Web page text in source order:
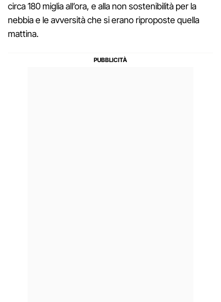
circa 180 miglia all’ora, e alla non sostenibilità per la
nebbia e le avversità che si erano riproposte quella
mattina.